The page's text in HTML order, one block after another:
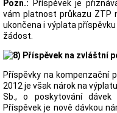
Pozn.: Příspěvek je
vám platnost průkazu ZTP
ukončena i výplata
žádost.
Příspěvek na zvláštní
Příspěvky na kompenzační
2012 je však nárok na
Sb., o poskytování dávek
Příspěvek je nově dávkou